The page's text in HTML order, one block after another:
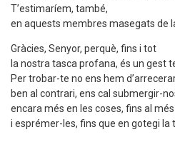
T’estimaríem, també,
en aquests membres masegats de
Gràcies, Senyor, perquè, fins i tot
la nostra tasca profana, és un gest
Per trobar-te no ens hem
ben al contrari, ens cal submergir-
encara més en les coses, fins al
i esprémer-les, fins que en gotegi la